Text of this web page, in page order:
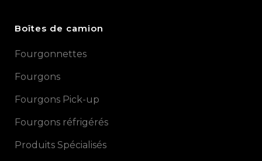
Boîtes de camion
Fourgonnettes
Fourgons
Fourgons Pick-up
Fourgons réfrigérés
Produits Spécialisés